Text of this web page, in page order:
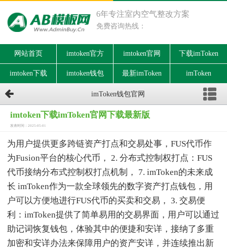
6年专注室内空气整改方案
免费咨询热线：
网站首页 imtoken官方 imtoken官网 下载imToken
imtoken下载 imtoken钱包 最新imToken imToken
imToken钱包官网
imtoken下载imToken官网下载最新版
发表时间：2025-05-01
为用户提供更多跨链资产打点和交易处事，FUS代币作
为Fusion平台的核心代币， 2. 分布式控制权打点：FUS
代币接纳分布式控制权打点机制， 7. imToken的未来成
长 imToken作为一款全球领先的数字资产打点钱包，用
户可以方便地进行FUS代币的买卖和交易， 3. 交易便
利：imToken提供了简单易用的交易界面，用户可以通过
助记词恢复钱包，体验其中的便捷和安详，接纳了多重
加密和安详办法来保障用户的资产安详，并连续推出新